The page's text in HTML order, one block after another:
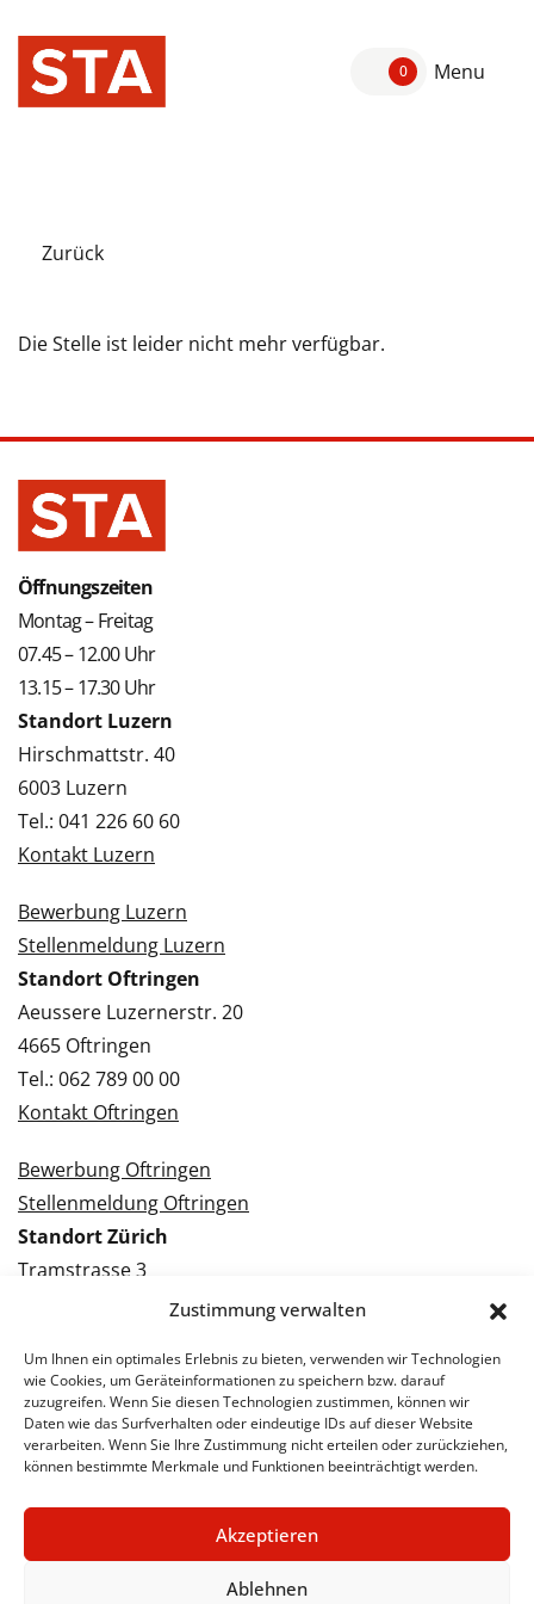
Zustimmung verwalten
Um Ihnen ein optimales Erlebnis zu bieten, verwenden wir Technologien
wie Cookies, um Geräteinformationen zu speichern bzw. darauf
zuzugreifen. Wenn Sie diesen Technologien zustimmen, können wir
Daten wie das Surfverhalten oder eindeutige IDs auf dieser Website
verarbeiten. Wenn Sie Ihre Zustimmung nicht erteilen oder zurückziehen,
können bestimmte Merkmale und Funktionen beeinträchtigt werden.
Akzeptieren
Ablehnen
0 Menu
Zurück
Die Stelle ist leider nicht mehr verfügbar.
Öffnungszeiten
Montag – Freitag
07.45 – 12.00 Uhr
13.15 – 17.30 Uhr
Standort Luzern
Hirschmattstr. 40
6003 Luzern
Tel.: 041 226 60 60
Kontakt Luzern
Bewerbung Luzern
Stellenmeldung Luzern
Standort Oftringen
Aeussere Luzernerstr. 20
4665 Oftringen
Tel.: 062 789 00 00
Kontakt Oftringen
Bewerbung Oftringen
Stellenmeldung Oftringen
Standort Zürich
Tramstrasse 3
Kontakt Zürich
Bewerbung Zürich
Stellenmeldung Zürich